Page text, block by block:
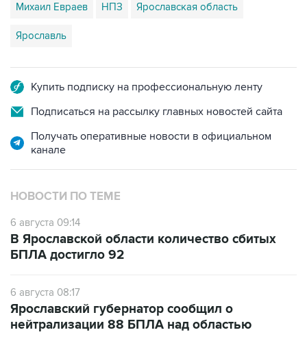
Михаил Евраев НПЗ Ярославская область
Ярославль
Купить подписку на профессиональную ленту
Подписаться на рассылку главных новостей сайта
Получать оперативные новости в официальном
канале
НОВОСТИ ПО ТЕМЕ
6 августа 09:14
В Ярославской области количество сбитых
БПЛА достигло 92
6 августа 08:17
Ярославский губернатор сообщил о
нейтрализации 88 БПЛА над областью